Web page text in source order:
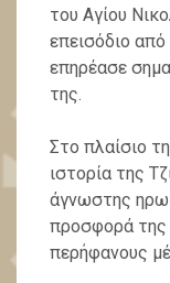
του Αγίου
επεισόδιο από
επηρέασε
της.
Στο πλαίσιο
ιστορία της
άγνωστης
προσφορά της
περήφανους